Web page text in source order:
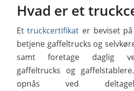
Hvad er et
Ettruckcertifikat er beviset
betjene gaffeltrucks og
samt foretage daglig
gaffeltrucks og
opnås ved